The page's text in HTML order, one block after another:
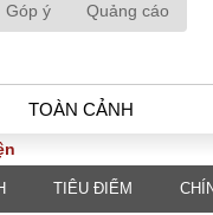
Góp ý Quảng cáo
TOÀN CẢNH
CẢNH
TIÊU ĐIỂM